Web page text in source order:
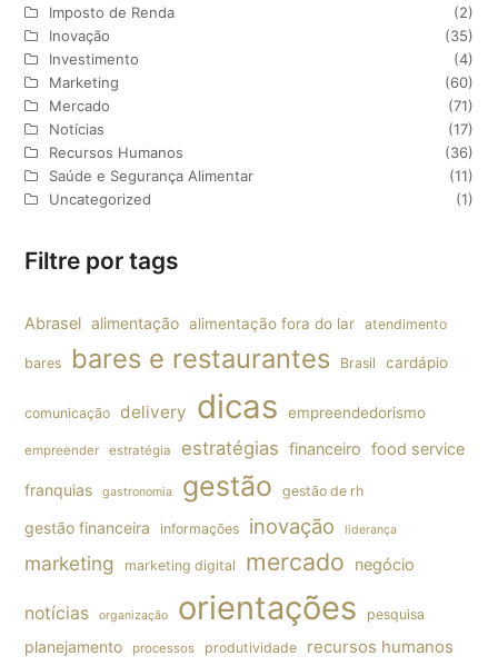
Imposto de Renda
(2)
Inovação
(35)
Investimento
(4)
Marketing
(60)
Mercado
(71)
Notícias
(17)
Recursos Humanos
(36)
Saúde e Segurança Alimentar
(11)
Uncategorized
(1)
Filtre por tags
Abrasel alimentação alimentação fora do lar atendimento
bares bares e restaurantes Brasil cardápio
comunicação delivery dicas empreendedorismo
empreender estratégia estratégias financeiro food service
franquias gastronomia gestão gestão de rh
gestão financeira informações inovação liderança
marketing marketing digital mercado negócio
notícias organização orientações pesquisa
planejamento processos produtividade recursos humanos